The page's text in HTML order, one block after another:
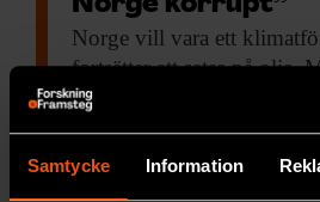
Samtycke Information
Norge vill vara ett
fortsätter att satsa på olja.
som har granskat
”Norgeparadoxen”.
PREMIUM MILJÖ &